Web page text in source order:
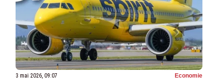
3 mai 2026, 09:07 Economie